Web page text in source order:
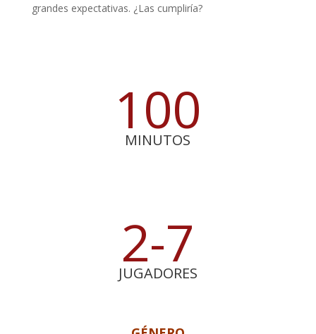
grandes expectativas. ¿Las cumpliría?
100
MINUTOS
2-7
JUGADORES